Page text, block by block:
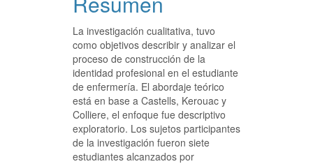
La investigación cualitativa, tuvo
como objetivos describir y analizar el
proceso de construcción de la
identidad profesional en el estudiante
de enfermería. El abordaje teórico
está en base a Castells, Kerouac y
Colliere, el enfoque fue descriptivo
exploratorio. Los sujetos participantes
de la investigación fueron siete
estudiantes alcanzados por